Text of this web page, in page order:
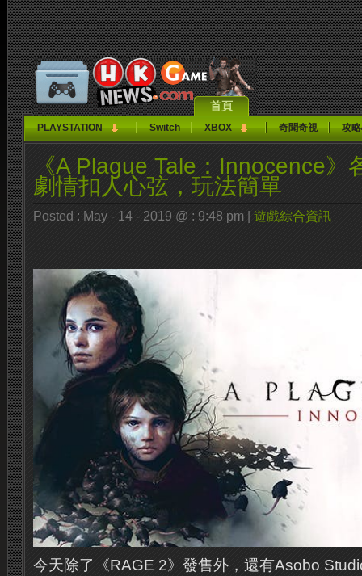
首頁
PLAYSTATION Switch XBOX 奇聞奇視 攻
《A Plague Tale：Innocence》
劇情扣人心弦，玩法簡單
Posted : May - 14 - 2019 @ : 9:48 pm | 遊戲綜合資訊
今天除了《RAGE 2》發售外，還有Asobo